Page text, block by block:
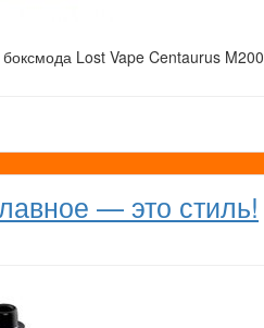
боксмода Lost Vape Centaurus M200
— это стиль!